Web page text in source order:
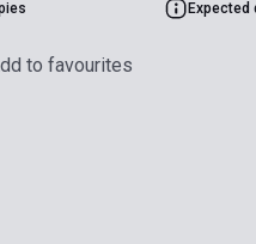
Expected
to favourites